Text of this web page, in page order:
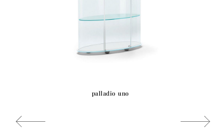
palladio uno